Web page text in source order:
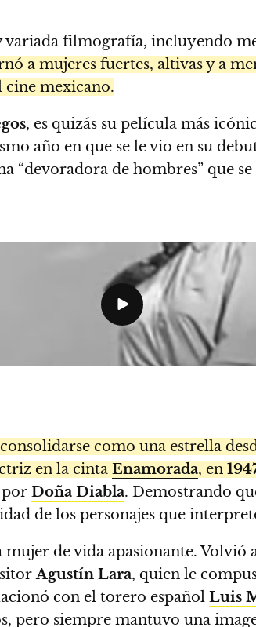
variada filmografía, incluyendo
a mujeres fuertes, altivas y a
mexicano.
, es quizás su película más
año en que se le vio en su
“devoradora de hombres” que
como una estrella
en la cinta Enamorada, en
por Doña Diabla. Demostrando
de los personajes que
mujer de vida apasionante. Volvió
Agustín Lara, quien le
con el torero español Luis
pero siempre mantuvo una